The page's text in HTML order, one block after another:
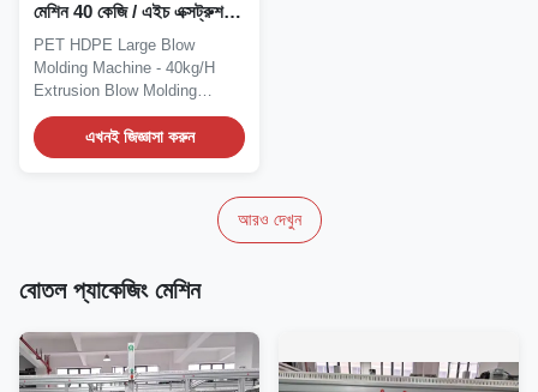
মেশিন 40 কেজি / এইচ এক্সট্রুশন
ব্লো মোল্ডিং সরঞ্জাম
PET HDPE Large Blow
Molding Machine - 40kg/H
Extrusion Blow Molding
Equipment High Efficiency...
এখনই জিজ্ঞাসা করুন
আরও দেখুন
বোতল প্যাকেজিং মেশিন